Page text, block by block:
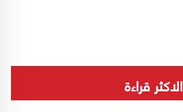
الاكثر قراءة